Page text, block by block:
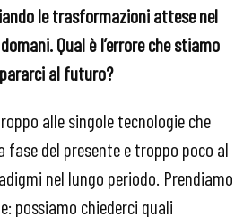
le trasformazioni attese nel
Qual è l’errore che stiamo
al futuro?
alle singole tecnologie che
del presente e troppo poco al
nel lungo periodo. Prendiamo
possiamo chiederci quali